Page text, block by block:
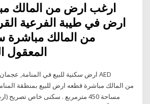
ارغب ارض من المالك
ارض في طيبة الفرعية
من المالك
المعقول
مساحة 450 مترمربع . سكنى خاص